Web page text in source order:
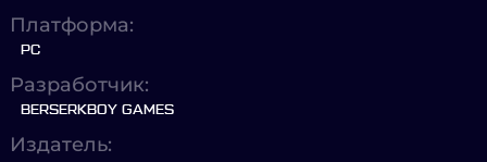
Платформа:
PC
Разработчик:
BERSERKBOY GAMES
Издатель: